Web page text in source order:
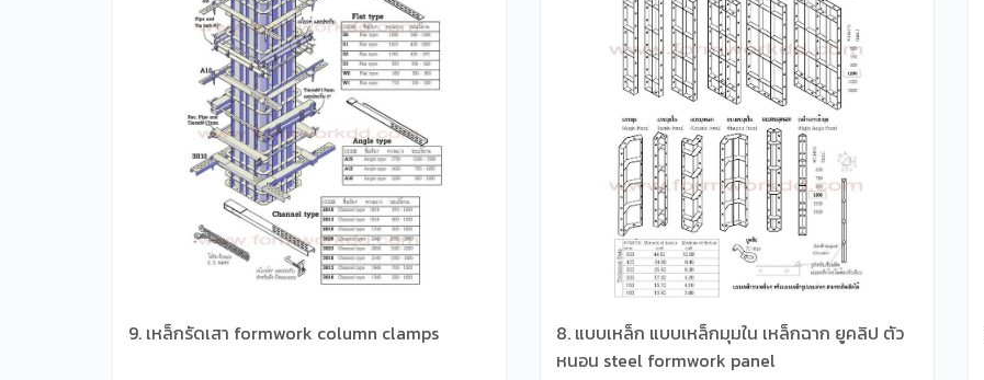
9. เหล็กรัดเสา formwork column clamps
8. แบบเหล็ก แบบเหล็กมุมใน เหล็กฉาก ยูคลิป ตัว
หนอน steel formwork panel